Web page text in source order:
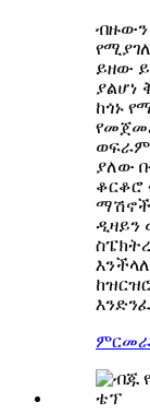
ብዙውን
ይዘው
ያልሆነ
ከጎኑ
ወፍራም
ያለው
ቆርቆሮ
ዲዛይን
ምርመራ